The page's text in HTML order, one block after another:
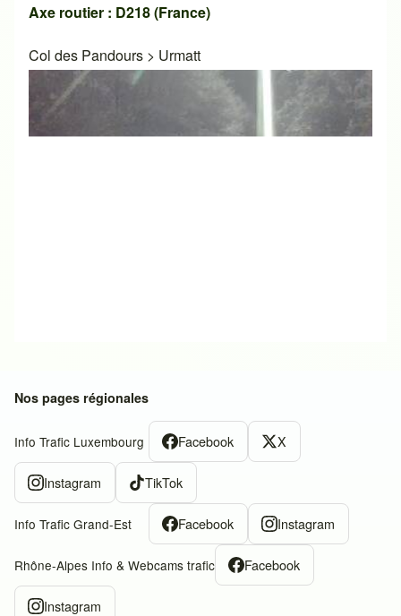
Axe routier : D218 (France)
Col des Pandours > Urmatt
Nos pages régionales
Info Trafic Luxembourg Facebook X
Instagram TikTok
Info Trafic Grand-Est Facebook Instagram
Rhône-Alpes Info & Webcams trafic Facebook
Instagram